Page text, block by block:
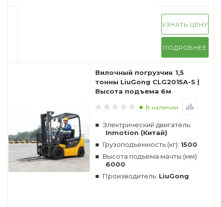
УЗНАТЬ ЦЕНУ
ПОДРОБНЕЕ
Вилочный погрузчик 1,5
тонны LiuGong CLG2015A-S |
Высота подъема 6м
В наличии
Электрический двигатель:
Inmotion (Китай)
Грузоподъемность (кг): 1500
Высота подъема мачты (мм):
6000
Производитель: LiuGong